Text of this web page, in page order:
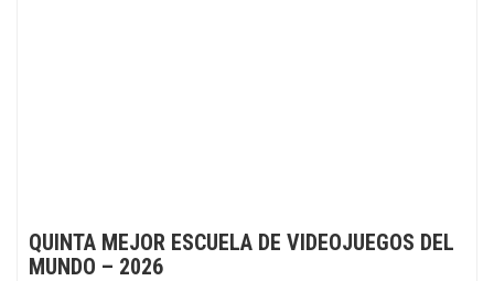
QUINTA MEJOR ESCUELA DE VIDEOJUEGOS DEL
MUNDO – 2026